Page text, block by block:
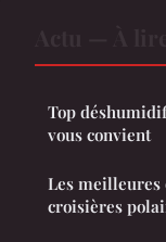
Top
vous convient
Les meilleures
croisières